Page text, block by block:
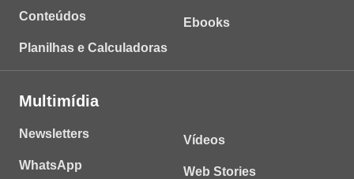
Conteúdos
Planilhas e Calculadoras
Ebooks
Multimídia
Newsletters
WhatsApp
Vídeos
Web Stories